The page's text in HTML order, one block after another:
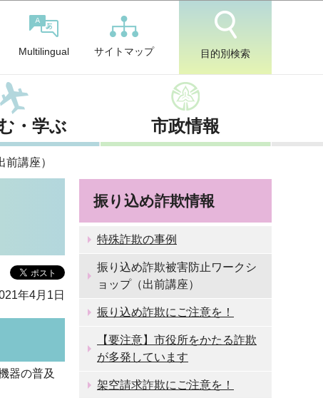
Multilingual サイトマップ 目的別検索
・学ぶ 市政情報
講座）
年4月1日
器の普及
振り込め詐欺情報
特殊詐欺の事例
振り込め詐欺被害防止ワークシ
ョップ（出前講座）
振り込め詐欺にご注意を！
【要注意】市役所をかたる詐欺
が多発しています
架空請求詐欺にご注意を！